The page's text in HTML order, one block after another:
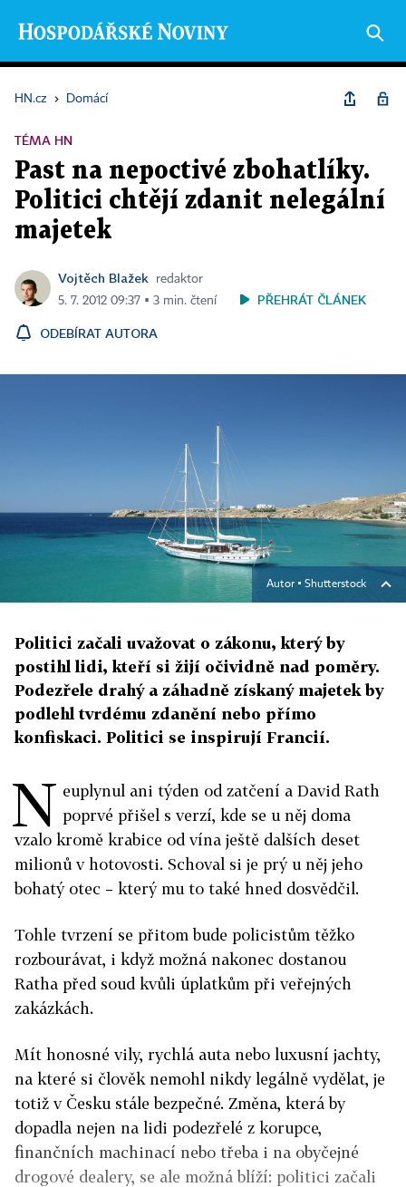
HN.cz › Domácí
TÉMA HN
Past na nepoctivé zbohatlíky.
Politici chtějí zdanit nelegální
majetek
Vojtěch Blažek
redaktor
5. 7. 2012 09:37 ▪ 3 min. čtení
PŘEHRÁT ČLÁNEK
ODEBÍRAT AUTORA
Autor ▪ Shutterstock
Politici začali uvažovat o zákonu, který by
postihl lidi, kteří si žijí očividně nad poměry.
Podezřele drahý a záhadně získaný majetek by
podlehl tvrdému zdanění nebo přímo
konfiskaci. Politici se inspirují Francií.
N euplynul ani týden od zatčení a David Rath
poprvé přišel s verzí, kde se u něj doma
vzalo kromě krabice od vína ještě dalších deset
milionů v hotovosti. Schoval si je prý u něj jeho
bohatý otec – který mu to také hned dosvědčil.
Tohle tvrzení se přitom bude policistům těžko
rozbourávat, i když možná nakonec dostanou
Ratha před soud kvůli úplatkům při veřejných
zakázkách.
Mít honosné vily, rychlá auta nebo luxusní jachty,
na které si člověk nemohl nikdy legálně vydělat, je
totiž v Česku stále bezpečné. Změna, která by
dopadla nejen na lidi podezřelé z korupce,
finančních machinací nebo třeba i na obyčejné
drogové dealery, se ale možná blíží: politici začali